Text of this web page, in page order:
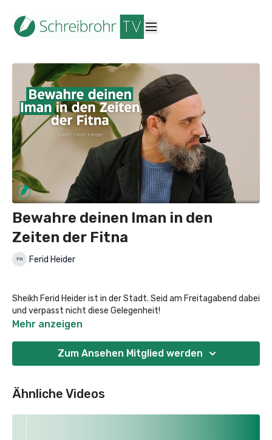
Bewahre deinen Iman in den
Zeiten der Fitna
Ferid Heider
Sheikh Ferid Heider ist in der Stadt. Seid am Freitagabend dabei
und verpasst nicht diese Gelegenheit!
Mehr anzeigen
Zum Ansehen Mitglied werden
Ähnliche Videos